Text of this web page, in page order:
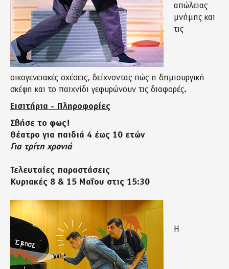
απώλειας
μνήμης και
τις
οικογενειακές σχέσεις, δείχνοντας πώς η δημιουργική
σκέψη και το παιχνίδι γεφυρώνουν τις διαφορές.
Εισιτήρια - Πληροφορίες
Σβήσε το φως!
Θέατρο για παιδιά 4 έως 10 ετών
Για τρίτη χρονιά
Τελευταίες παραστάσεις
Κυριακές 8 & 15 Μαΐου στις 15:30
Η